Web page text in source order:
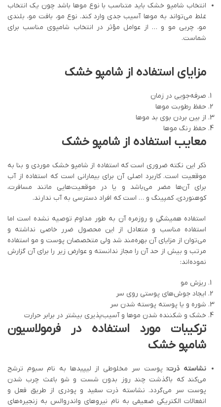
انتخاب شامپو خشک باید متناسب با نوع موها باشد چون یک انتخاب
غلط می‌‌تواند به موها آسیب جدی وارد کند. نوع مو، بافت مو، بلندی
مو، چربی مو و … از عوامل مؤثر در انتخاب شامپوی مناسب برای
شماست.
مزایای استفاده از شامپو خشک
صرفه‌جویی در زمان
حفظ رطوبت موها
از بین بردن بوی بد موها
حفظ رنگ موها
معایب استفاده از شامپو خشک
ذکر این نکته ضروری است که استفاده از شامپو خشک موردی و بنا به
موقعیت است. کاربرد اصلی آن برای بیمارانی است که استفاده از آب
برای آن‌ها مضر می‌باشد و یا در موقعیت‌هایی مانند مسافرت،
کوهنوردی، کمپینگ و … است که افراد دسترسی به آب ندارند.
استفاده همیشگی و روزمره آن به طور مداوم توصیه نشده است اما
استفاده مناسب و متعادل از این محصول ضرر خاصی نداشته و
می‌توان از مزایای آن بهره‌مند شد ولی متخصصان پوست و مو استفاده
مرتب و بیش از حد آن را مجاز ندانسته و عوارض زیر را برای آن گزارش
نموده‌اند:
ریزش مو
ایجاد جوش‌های پوستی روی سر
شوره و یا پوسته پوسته شدن سر
خشک و شکننده شدن موها و آسیب‌پذیری بیشتر در برابر حرارت
ترکیبات مورد استفاده در فرمولاسیون
شامپو خشک
نشاسته ذرت: پوست سر مخلوطی از لیپیدها به نام سبوم ترشح
می‌کند که باگذشت چند روز بدون شست و شو باعث چرب شدن
پوست سر می‌گردد. نشاسته ذرت سفید و پودری از طریق فعل و
انفعالات الکتریکی ضعیفی به نام نیروهای واندروالس به زنجیره‌های